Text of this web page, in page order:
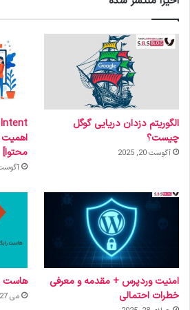
الگوریتم دزدان دریایی گوگل
چیست؟
آگوست 20, 2025
محتوا]
آگوست 19,
امنیت وردپرس + مقدمه و معرفی
خطرات احتمالی
هاست
می 27, 2025